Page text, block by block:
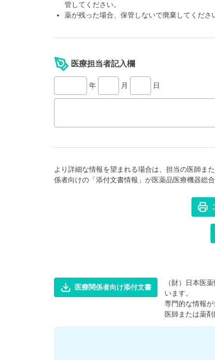
管してください。
薬が残った場合、保管しないで廃棄してくださ
医療担当者記入欄
年 月 日
より詳細な情報を望まれる場合は、担当の医師ま
係者向けの「添付文書情報」が医薬品医療機器総
医療関係者向け添付文書
（財）日本医
います。
専門的な情報
医師または薬剤